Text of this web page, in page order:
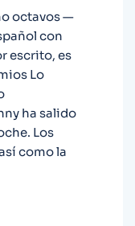
octavos —
con
escrito, es
Lo
ha salido
Los
como la